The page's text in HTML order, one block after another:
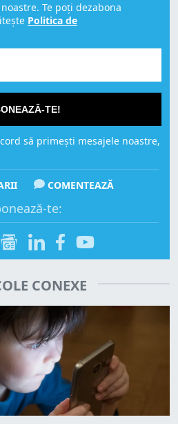
Te poți dezabona
Politica de
TE!
să primești mesajele noastre,
COMENTEAZĂ
te:
CONEXE